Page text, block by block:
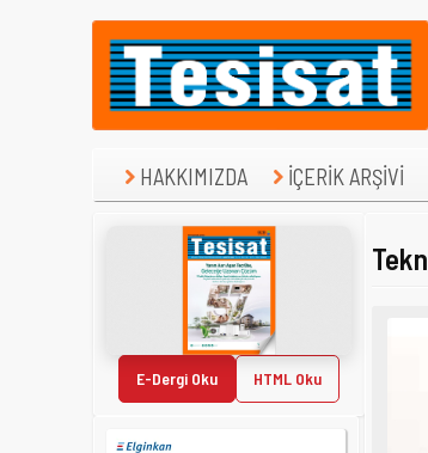
HAKKIMIZDA İÇERİK ARŞİVİ
E-Dergi Oku HTML Oku